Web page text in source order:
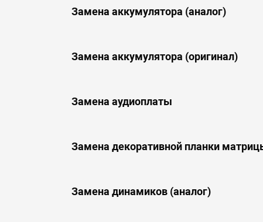
Замена аккумулятора (аналог)
Замена аккумулятора (оригинал)
Замена аудиоплаты
Замена декоративной планки
Замена динамиков (аналог)